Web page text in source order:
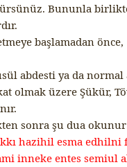
Bununla
başlamadan önce,
abdesti ya da normal
olmak üzere Şükür,
sonra şu dua
hazihil esma
inneke entes semiul